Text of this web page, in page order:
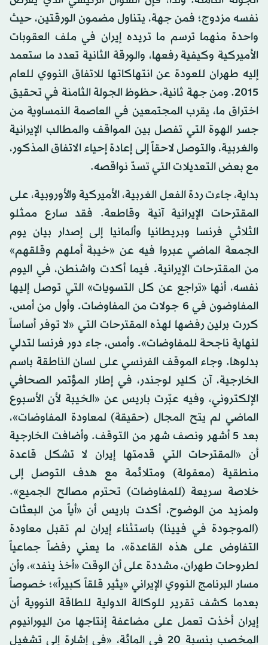
نفسه مزدوج؛ فمن جهة، يتناول مضمون الورقتين، حيث
واحدة منهما ترسم ما تريده إيران في ملف العقوبات
الأميركية وكيفية رفعها، والورقة الثانية تعدد ما ستعمد
إليه طهران للعودة عن انتهاكاتها للاتفاق النووي للعام
2015. ومن جهة ثانية، حظوظ الجولة الثامنة في تحقيق
اختراق ما، يقرب المجتمعين في العاصمة النمساوية من
جسر الهوة التي تفصل بين المواقف والمطالب الإيرانية
والغربية، والتوصل لاحقاً إلى إعادة إحياء الاتفاق المذكور،
مع بعض التعديلات التي تسدّ نواقصه.
بداية، جاءت ردة الفعل الغربية، الأميركية والأوروبية، على
المقترحات الإيرانية آنية وقاطعة. فقد سارع ممثلو
الثلاثي فرنسا وبريطانيا وألمانيا إلى إصدار بيان يوم
الجمعة الماضي عبروا فيه عن «خيبة أملهم وقلقهم»
من المقترحات الإيرانية. فيما أكدت واشنطن، في اليوم
نفسه، أنها «تراجع عن كل التسويات» التي توصل إليها
المفاوضون في 6 جولات من المفاوضات. وأول من أمس،
كررت برلين رفضها لهذه المقترحات التي «لا توفر أساساً
لنهاية ناجحة للمفاوضات». وأمس، جاء دور فرنسا لتدلي
بدلوها. وجاء الموقف الفرنسي على لسان الناطقة باسم
الخارجية، آن كلير لوجندر، في إطار المؤتمر الصحافي
الإلكتروني، وفيه عبّرت باريس عن «الخيبة لأن الأسبوع
الماضي لم يتح المجال (حقيقة) لمعاودة المفاوضات»،
بعد 5 أشهر ونصف شهر من التوقف. وأضافت الخارجية
أن «المقترحات التي قدمتها إيران لا تشكل قاعدة
منطقية (معقولة) ومتلائمة مع هدف التوصل إلى
خلاصة سريعة (للمفاوضات) تحترم مصالح الجميع».
ولمزيد من الوضوح، أكدت باريس أن «أياً من البعثات
(الموجودة في فيينا) باستثناء إيران لم تقبل معاودة
التفاوض على هذه القاعدة»، ما يعني رفضاً جماعياً
لطروحات طهران، مشددة على أن الوقت «أخذ ينفد»، وأن
مسار البرنامج النووي الإيراني «يثير قلقاً كبيراً»؛ خصوصاً
بعدما كشف تقرير للوكالة الدولية للطاقة النووية أن
إيران أخذت تعمل على مضاعفة إنتاجها من اليورانيوم
المخصب بنسبة 20 في المائة، «في إشارة إلى تشغيل